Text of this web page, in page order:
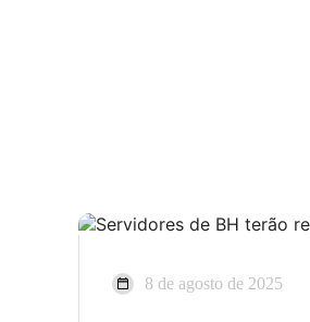
8 de agosto de 2025